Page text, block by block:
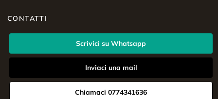
CONTATTI
Scrivici su Whatsapp
Inviaci una mail
Chiamaci 0774341636